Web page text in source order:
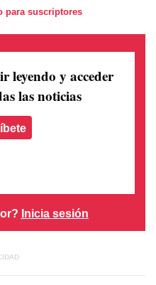
para suscriptores
leyendo y acceder
las noticias
Inicia sesión